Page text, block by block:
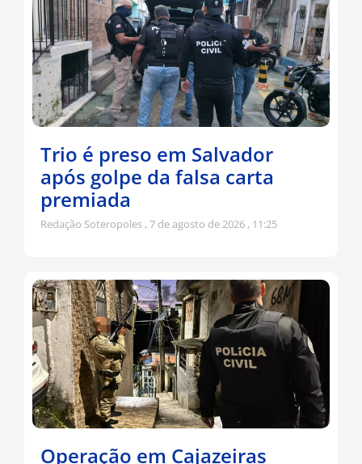
Trio é preso em Salvador
após golpe da falsa carta
premiada
Redação Soteropoles 7 de agosto de 2026 11:25
Operação em Cajazeiras